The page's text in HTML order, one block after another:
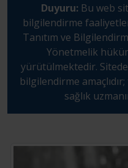
Duyuru: Bu web
bilgilendirme
Tanıtım ve
Yönetmelik
yürütülmektedir.
bilgilendirme
sağlık